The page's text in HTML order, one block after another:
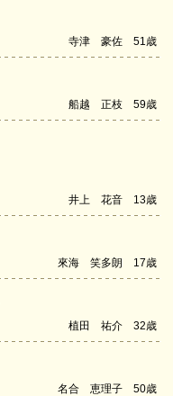
寺津 豪佐 51歳
船越 正枝 59歳
井上 花音 13歳
來海 笑多朗 17歳
植田 祐介 32歳
名合 恵理子 50歳